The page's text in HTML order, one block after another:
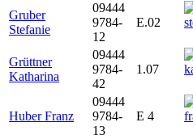
Gruber
Stefanie
09444
9784-
12
E.02
Grüttner
Katharina
09444
9784-
42
1.07
Huber Franz
09444
9784-
13
E 4